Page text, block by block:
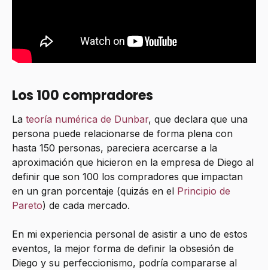
Los 100 compradores
La teoría numérica de Dunbar, que declara que una
persona puede relacionarse de forma plena con
hasta 150 personas, pareciera acercarse a la
aproximación que hicieron en la empresa de Diego al
definir que son 100 los compradores que impactan
en un gran porcentaje (quizás en el Principio de
Pareto) de cada mercado.
En mi experiencia personal de asistir a uno de estos
eventos, la mejor forma de definir la obsesión de
Diego y su perfeccionismo, podría compararse al